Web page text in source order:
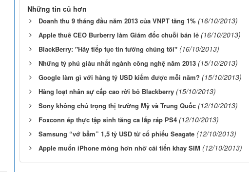
Những tin cũ hơn
Doanh thu 9 tháng đầu năm 2013 của VNPT tăng 1% (16/10/2013)
Apple thuê CEO Burberry làm Giám đốc chuỗi bán lẻ (16/10/2013)
BlackBerry: "Hãy tiếp tục tin tưởng chúng tôi" (16/10/2013)
Những tỷ phú giàu nhất ngành công nghệ năm 2013 (15/10/2013)
Google làm gì với hàng tỷ USD kiếm được mỗi năm? (15/10/2013)
Hàng loạt nhân sự cấp cao rời bỏ Blackberry (15/10/2013)
Sony không chú trọng thị trường Mỹ và Trung Quốc (12/10/2013)
Foxconn ép thực tập sinh tăng ca lắp ráp PS4 (12/10/2013)
Samsung “vớ bẫm” 1,5 tỷ USD từ cổ phiếu Seagate (12/10/2013)
Apple muốn iPhone mỏng hơn nhờ cải tiến khay SIM (12/10/2013)